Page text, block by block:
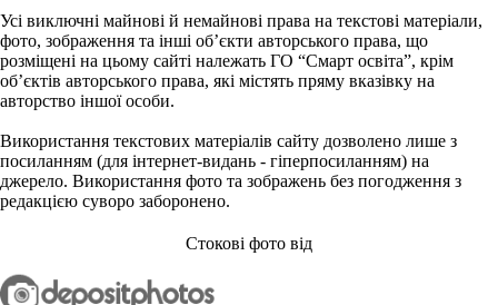
Усі виключні майнові й немайнові права на текстові матеріали,
фото, зображення та інші об’єкти авторського права, що
розміщені на цьому сайті належать ГО “Смарт освіта”, крім
об’єктів авторського права, які містять пряму вказівку на
авторство іншої особи.
Використання текстових матеріалів сайту дозволено лише з
посиланням (для інтернет-видань - гіперпосиланням) на
джерело. Використання фото та зображень без погодження з
редакцією суворо заборонено.
Стокові фото від